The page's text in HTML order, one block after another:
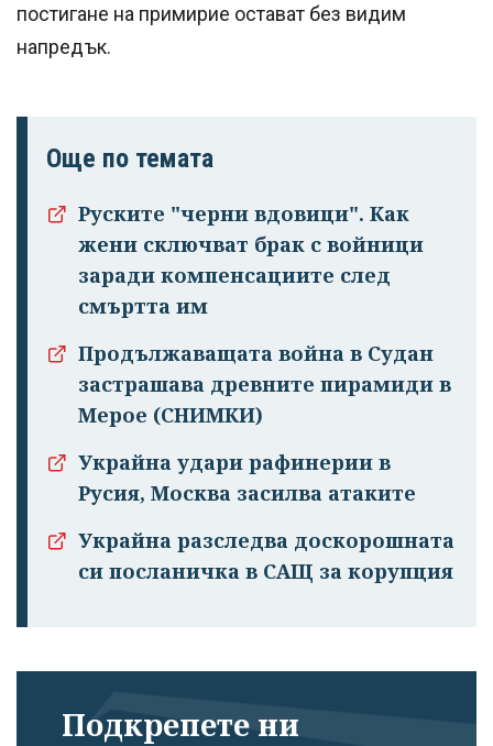
постигане на примирие остават без видим
напредък.
Още по темата
Руските "черни вдовици". Как
жени сключват брак с войници
заради компенсациите след
смъртта им
Продължаващата война в Судан
застрашава древните пирамиди в
Мерое (СНИМКИ)
Украйна удари рафинерии в
Русия, Москва засилва атаките
Украйна разследва доскорошната
си посланичка в САЩ за корупция
Подкрепете ни